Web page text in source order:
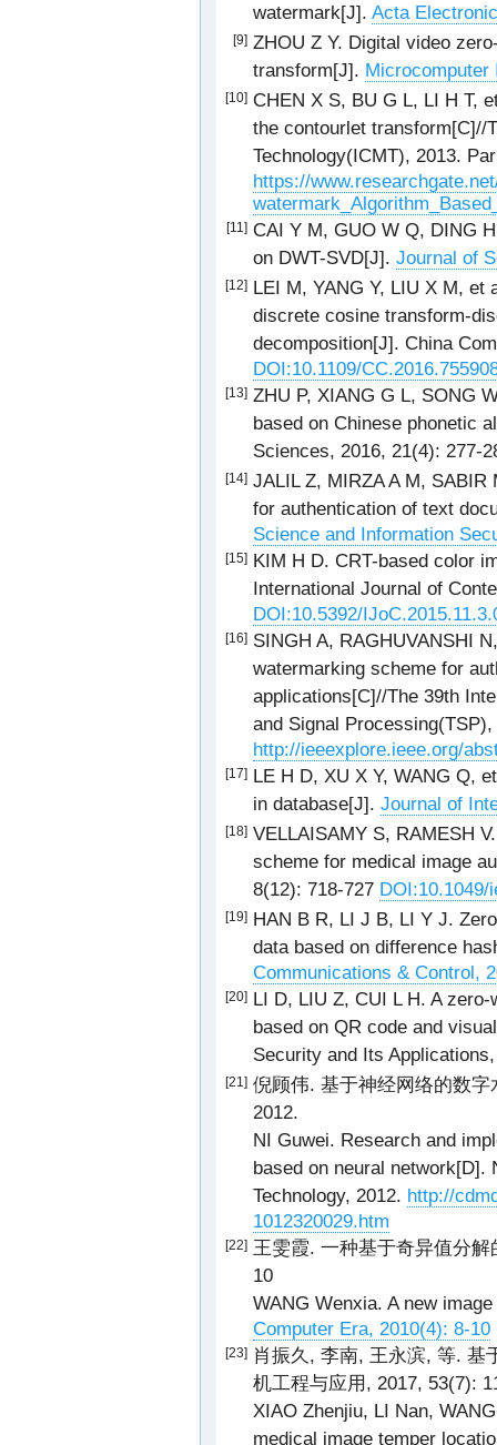
watermark[J]. Acta
[9] ZHOU Z Y. Digital video
transform[J]. Microcomputer
[10] CHEN X S, BU G L, LI H T,
the contourlet transform[C]//
Technology(ICMT), 2013.
https://
[11] CAI Y M, GUO W Q, DING
on DWT-SVD[J]. Journal of
[12] LEI M, YANG Y, LIU X M, et
discrete cosine transform-
decomposition[J]. China
DOI:10.1109/
[13] ZHU P, XIANG G L, SONG
based on Chinese phonetic
Sciences, 2016, 21(4): 277-
[14] JALIL Z, MIRZA A M,
for authentication of text
Science and Information
[15] KIM H D. CRT-based color
International Journal of
DOI:10.5392/
[16] SINGH A, RAGHUVANSHI
watermarking scheme for
applications[C]//The 39th
and Signal
http://ieeexplore.ieee.org/
[17] LE H D, XU X Y, WANG Q,
in database[J]. Journal of
[18] VELLAISAMY S, RAMESH
scheme for medical image
8(12): 718-727 DOI:10.1049/
[19] HAN B R, LI J B, LI Y J.
data based on difference
Communications & Control,
[20] LI D, LIU Z, CUI L H. A
based on QR code and
Security and Its
[21] 倪顾伟. 基于神经网络的数
2012.
NI Guwei. Research and
based on neural network[D].
Technology, 2012. http://
1012320029.htm
[22] 王雯霞. 一种基于奇异值分
10
WANG Wenxia. A new
Computer Era, 2010(4): 8-10
[23] 肖振久, 李南, 王永滨, 等. 基
机工程与应用, 2017, 53(7):
XIAO Zhenjiu, LI Nan,
medical image temper